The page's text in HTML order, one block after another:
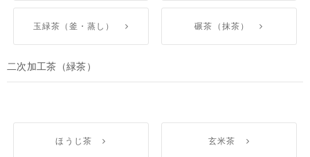
玉緑茶（釜・蒸し） 碾茶（抹茶）
二次加工茶（緑茶）
ほうじ茶 玄米茶